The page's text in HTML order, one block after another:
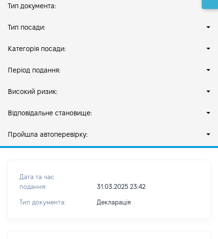
Тип документа:
Тип посади:
Категорія посади:
Період подання:
Високий ризик:
Відповідальне становище:
Пройшла автоперевірку:
Дата та час
подання:
31.03.2025 23:42
Тип документа: Декларація